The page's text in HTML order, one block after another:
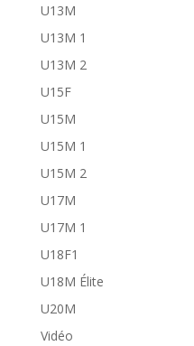
U13M
U13M 1
U13M 2
U15F
U15M
U15M 1
U15M 2
U17M
U17M 1
U18F1
U18M Élite
U20M
Vidéo